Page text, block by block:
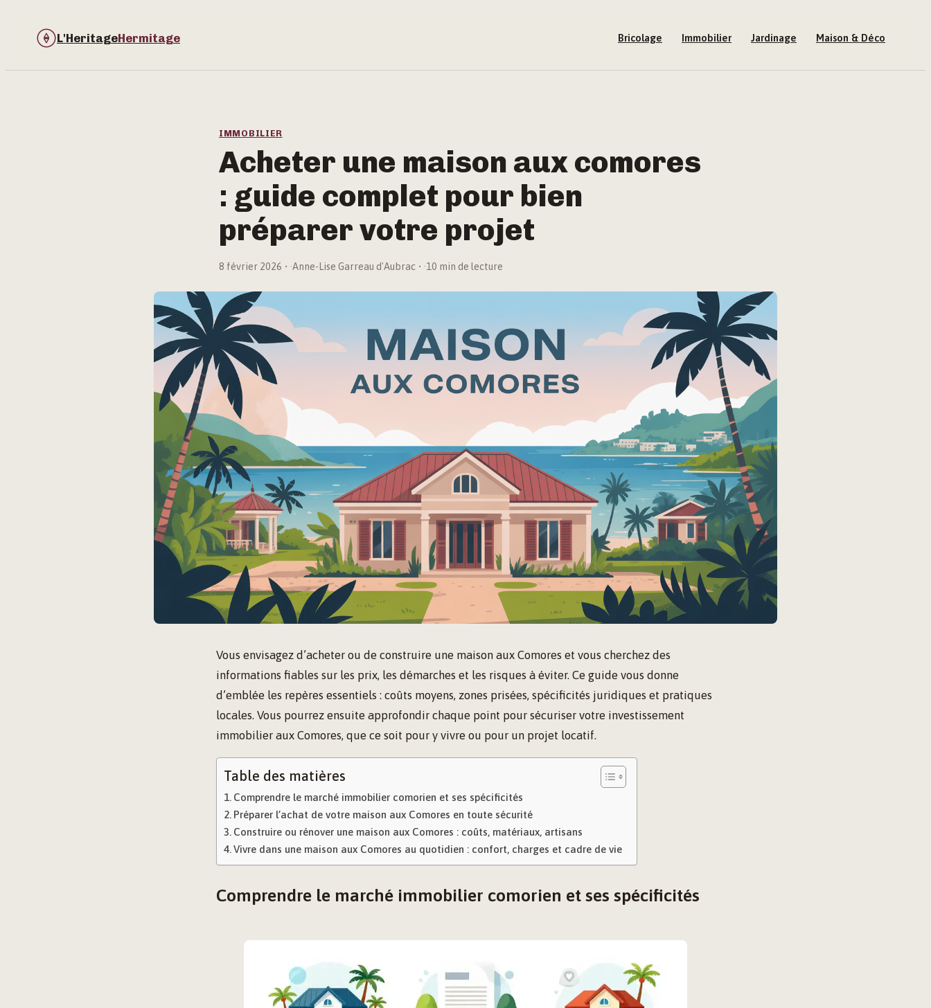
L'HeritageHermitage Bricolage Immobilier Jardinage Maison & Déco
IMMOBILIER
Acheter une maison aux comores
: guide complet pour bien
préparer votre projet
8 février 2026 ·Anne-Lise Garreau d'Aubrac ·10 min de lecture
Vous envisagez d’acheter ou de construire une maison aux Comores et vous cherchez des
informations fiables sur les prix, les démarches et les risques à éviter. Ce guide vous donne
d’emblée les repères essentiels : coûts moyens, zones prisées, spécificités juridiques et pratiques
locales. Vous pourrez ensuite approfondir chaque point pour sécuriser votre investissement
immobilier aux Comores, que ce soit pour y vivre ou pour un projet locatif.
Table des matières
Comprendre le marché immobilier comorien et ses spécificités
Préparer l’achat de votre maison aux Comores en toute sécurité
Construire ou rénover une maison aux Comores : coûts, matériaux, artisans
Vivre dans une maison aux Comores au quotidien : confort, charges et cadre de vie
Comprendre le marché immobilier comorien et ses spécificités